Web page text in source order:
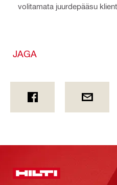
volitamata juurdepääsu
JAGA